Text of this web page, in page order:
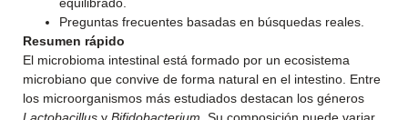
Preguntas frecuentes basadas en búsquedas reales.
Resumen rápido
El microbioma intestinal está formado por un ecosistema
microbiano que convive de forma natural en el intestino. Entre
los microorganismos más estudiados destacan los géneros